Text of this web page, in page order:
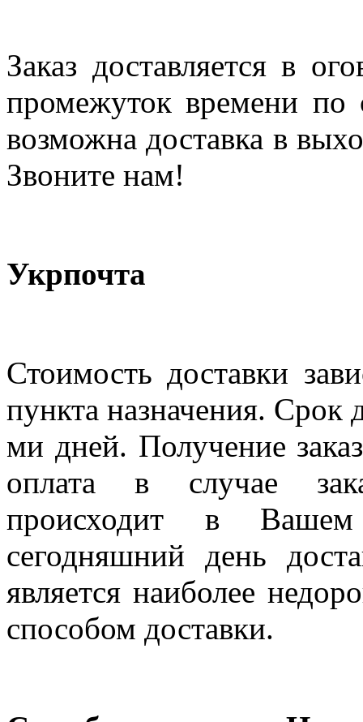
Заказ доставляется в
промежуток времени по
возможна доставка в
Звоните нам!
Укрпочта
Стоимость доставки
пункта назначения. Срок
ми дней. Получение
оплата в случае
происходит в
сегодняшний день
является наиболее
способом доставки.